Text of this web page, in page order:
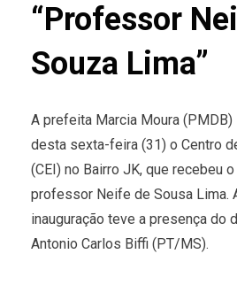
“Professor
Souza Lima”
A prefeita Marcia Moura (PMDB)
desta sexta-feira (31) o Centro
(CEI) no Bairro JK, que recebeu
professor Neife de Sousa Lima.
inauguração teve a presença do
Antonio Carlos Biffi (PT/MS).